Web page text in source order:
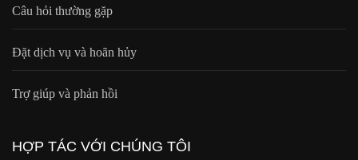
Câu hỏi thường gặp
Đặt dịch vụ và hoãn hủy
Trợ giúp và phản hồi
HỢP TÁC VỚI CHÚNG TÔI